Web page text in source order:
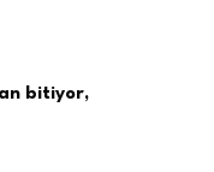
bitiyor,